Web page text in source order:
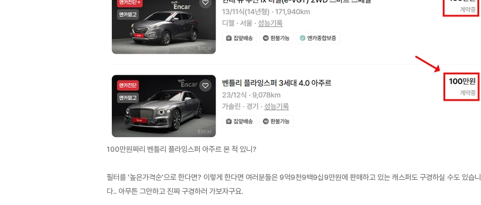
100만원짜리 벤틀리 플라잉스퍼 아주르 본 적 있니?
필터를 '높은가격순'으로 한다면? 이렇게 한다면 여러분들은 9억9천9백9십9만원에 판매하고 있는 캐스퍼도 구경하실 수도 있습니
다.. 아무튼 그만하고 진짜 구경하러 가보자구요.